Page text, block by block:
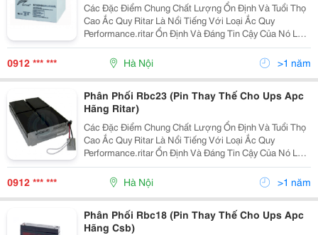
Các Đặc Điểm Chung Chất Lượng Ổn Định Và Tuổi Thọ
Cao Ắc Quy Ritar Là Nổi Tiếng Với Loại Ắc Quy
Performance.ritar Ổn Định Và Đáng Tin Cậy Của Nó Là
Dễ Dàng Để Duy Trì, Do Đó, Cho Phép Vận Hành An
Toàn Và Đúng Đắn Của Thiết Bị Là Nguồn Ắc Quy. Ắ
0912 *** *** Hà Nội >1 năm
Phân Phối Rbc23 (Pin Thay Thế Cho Ups Apc
Hãng Ritar)
Các Đặc Điểm Chung Chất Lượng Ổn Định Và Tuổi Thọ
Cao Ắc Quy Ritar Là Nổi Tiếng Với Loại Ắc Quy
Performance.ritar Ổn Định Và Đáng Tin Cậy Của Nó Là
Dễ Dàng Để Duy Trì, Do Đó, Cho Phép Vận Hành An
Toàn Và Đúng Đắn Của Thiết Bị Là Nguồn Ắc Quy. Ắ
0912 *** *** Hà Nội >1 năm
Phân Phối Rbc18 (Pin Thay Thế Cho Ups Apc
Hãng Csb)